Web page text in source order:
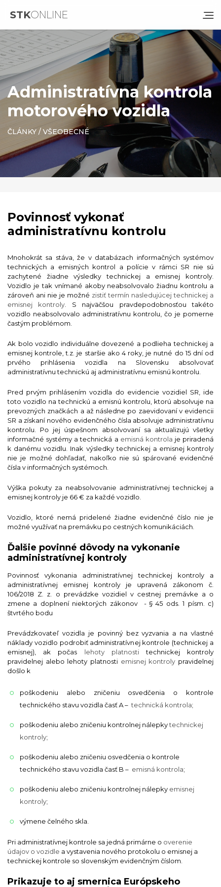
STKONLINE
Administratívna kontrola
motorového vozidla
ČLÁNKY / VŠEOBECNÉ
Povinnosť vykonať
administratívnu kontrolu
Mnohokrát sa stáva, že v databázach informačných systémov
technických a emisných kontrol a polície v rámci SR nie sú
zachytené žiadne výsledky technickej a emisnej kontroly.
Vozidlo je tak vnímané akoby neabsolvovalo žiadnu kontrolu a
zároveň ani nie je možné zistiť termín nasledujúcej technickej a
emisnej kontroly . S najväčšou pravdepodobnosťou takéto
vozidlo neabsolvovalo administratívnu kontrolu, čo je pomerne
častým problémom.
Ak bolo vozidlo individuálne dovezené a podlieha technickej a
emisnej kontrole, t.z. je staršie ako 4 roky, je nutné do 15 dní od
prvého prihlásenia vozidla na Slovensku absolvovať
administratívnu technickú aj administratívnu emisnú kontrolu.
Pred prvým prihlásením vozidla do evidencie vozidiel SR, ide
toto vozidlo na technickú a emisnú kontrolu, ktorú absolvuje na
prevozných značkách a až následne po zaevidovaní v evidencii
SR a získaní nového evidenčného čísla absolvuje administratívnu
kontrolu. Po jej úspešnom absolvovaní sa aktualizujú všetky
informačné systémy a technická a emisná kontrola je priradená
k danému vozidlu. Inak výsledky technickej a emisnej kontroly
nie je možné dohľadať, nakoľko nie sú spárované evidenčné
čísla v informačných systémoch.
Výška pokuty za neabsolvovanie administratívnej technickej a
emisnej kontroly je 66 € za každé vozidlo.
Vozidlo, ktoré nemá pridelené žiadne evidenčné číslo nie je
možné využívať na premávku po cestných komunikáciách.
Ďalšie povinné dôvody na vykonanie
administratívnej kontroly
Povinnosť vykonania administratívnej technickej kontroly a
administratívnej emisnej kontroly je upravená zákonom č.
106/2018 Z. z. o prevádzke vozidiel v cestnej premávke a o
zmene a doplnení niektorých zákonov - § 45 ods. 1 písm. c)
štvrtého bodu
Prevádzkovateľ vozidla je povinný bez vyzvania a na vlastné
náklady vozidlo podrobiť administratívnej kontrole (technickej a
emisnej), ak počas lehoty platnostitechnickej kontroly
pravidelnej alebo lehoty platnosti emisnej kontroly pravidelnej
došlo k
poškodeniu alebo zničeniu osvedčenia o kontrole
technického stavu vozidla časť A –technická kontrola;
poškodeniu alebo zničeniu kontrolnej nálepkytechnickej
kontroly;
poškodeniu alebo zničeniu osvedčenia o kontrole
technického stavu vozidla časť B – emisná kontrola;
poškodeniu alebo zničeniu kontrolnej nálepky emisnej
kontroly;
výmene čelného skla.
Pri administratívnej kontrole sa jedná primárne o overenie
údajov o vozidle a vystavenia nového protokolu o emisnej a
technickej kontrole so slovenským evidenčným číslom.
Prikazuje to aj smernica Európskeho